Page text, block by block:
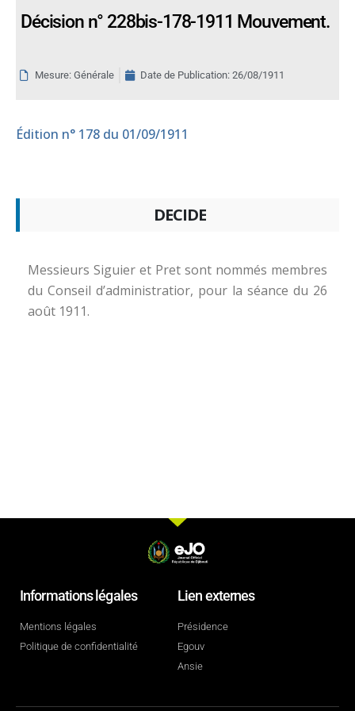
Décision n° 228bis-178-1911 Mouvement.
Mesure: Générale Date de Publication: 26/08/1911
Édition n° 178 du 01/09/1911
DECIDE
Messieurs Siguier et Pret sont nommés membres
du Conseil d’administratior, pour la séance du 26
août 1911.
Informations légales
Mentions légales
Politique de confidentialité
Lien externes
Présidence
Egouv
Ansie